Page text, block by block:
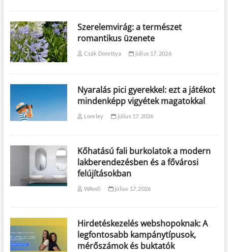
Szerelemvirág: a természet
romantikus üzenete
Csák Dorottya július 17, 2026
Nyaralás pici gyerekkel: ezt a játékot
mindenképp vigyétek magatokkal
Loreley július 17, 2026
Kőhatású fali burkolatok a modern
lakberendezésben és a fővárosi
felújításokban
WAndi július 17, 2026
Hirdetéskezelés webshopoknak: A
legfontosabb kampánytípusok,
mérőszámok és buktatók